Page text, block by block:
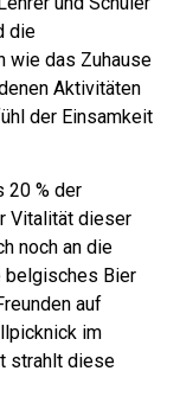
die
wie das Zuhause
Aktivitäten
der Einsamkeit
20 % der
Vitalität dieser
noch an die
belgisches Bier
auf
im
strahlt diese